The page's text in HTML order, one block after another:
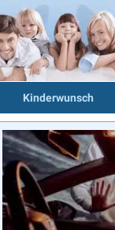
Kinderwunsch